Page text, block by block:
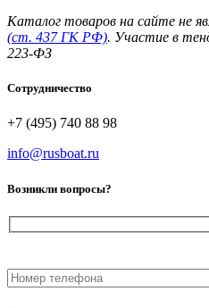
Каталог товаров на сайте не
(ст. 437 ГК РФ). Участие в
223‑ФЗ
Сотрудничество
+7 (495) 740 88 98
info@rusboat.ru
Возникли вопросы?